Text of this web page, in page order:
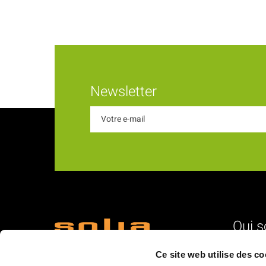
Ce site web utilise des
Newsletter
Qui
L'identité